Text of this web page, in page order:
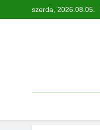
a
szerda, 2026.08.05.